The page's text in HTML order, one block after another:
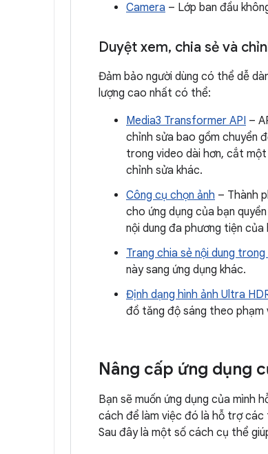
Camera – Lớp ban đầu
Duyệt xem, chia sẻ và
Đảm bảo người dùng có thể dễ
lượng cao nhất có thể:
Media3 Transformer API –
chỉnh sửa bao gồm chuyển
trong video dài hơn, cắt
chỉnh sửa khác.
Công cụ chọn ảnh – Thành
cho ứng dụng của bạn
nội dung đa phương tiện của
Trang chia sẻ nội dung trong
này sang ứng dụng khác.
Định dạng hình ảnh Ultra
đồ tăng độ sáng theo
Nâng cấp ứng dụng
Bạn sẽ muốn ứng dụng của mình
cách để làm việc đó là hỗ trợ các
Sau đây là một số cách cụ thể